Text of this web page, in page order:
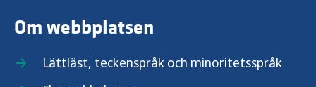
Om webbplatsen
Lättläst, teckenspråk och minoritetsspråk